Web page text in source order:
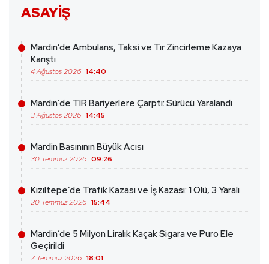
ASAYIŞ
Mardin’de Ambulans, Taksi ve Tır Zincirleme Kazaya
Karıştı
4 Ağustos 2026 14:40
Mardin’de TIR Bariyerlere Çarptı: Sürücü Yaralandı
3 Ağustos 2026 14:45
Mardin Basınının Büyük Acısı
30 Temmuz 2026 09:26
Kızıltepe’de Trafik Kazası ve İş Kazası: 1 Ölü, 3 Yaralı
20 Temmuz 2026 15:44
Mardin’de 5 Milyon Liralık Kaçak Sigara ve Puro Ele
Geçirildi
7 Temmuz 2026 18:01